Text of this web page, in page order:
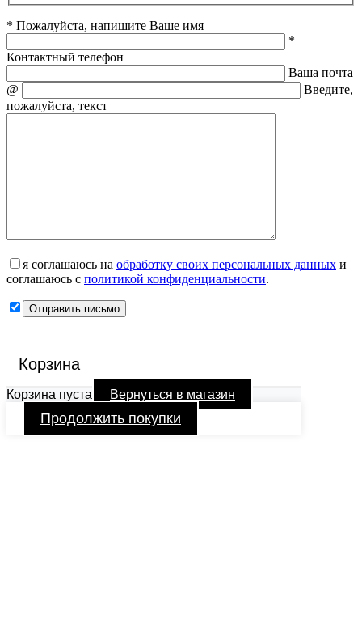
* Пожалуйста, напишите Ваше имя
*
Контактный телефон
Ваша почта
@
Введите,
пожалуйста, текст
я соглашаюсь на обработку своих персональных данных и
соглашаюсь с политикой конфиденциальности.
Корзина
Корзина пуста Вернуться в магазин
Продолжить покупки